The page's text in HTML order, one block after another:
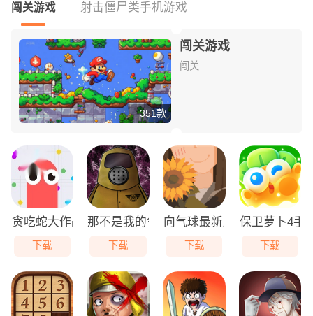
闯关游戏 射击僵尸类手机游戏
闯关游戏
闯关
351款
贪吃蛇大作战免费版
下载
那不是我的邻居游戏无广告版
下载
向气球最新版
下载
保卫萝卜4手
下载